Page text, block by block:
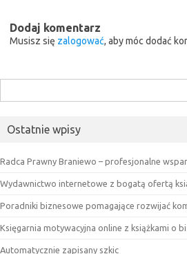
Dodaj komentarz
Musisz się zalogować, aby móc dodać
Ostatnie wpisy
Radca Prawny Braniewo – profesjonalne
Wydawnictwo internetowe z bogatą ofertą
Poradniki biznesowe pomagające rozwijać
Księgarnia motywacyjna online z książkami o
Automatycznie zapisany szkic